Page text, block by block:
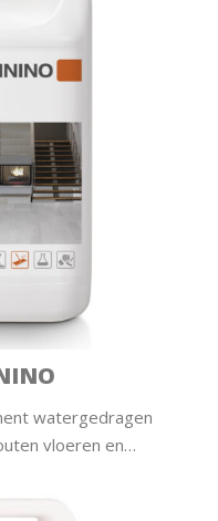
watergedragen
vloeren en…